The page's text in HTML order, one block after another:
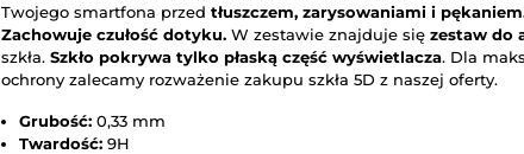
Twojego smartfona przed tłuszczem, zarysowaniami i
Zachowuje czułość dotyku. W zestawie znajduje się zestaw do
szkła. Szkło pokrywa tylko płaską część wyświetlacza. Dla
ochrony zalecamy rozważenie zakupu szkła 5D z naszej oferty.
Grubość: 0,33 mm
Twardość: 9H